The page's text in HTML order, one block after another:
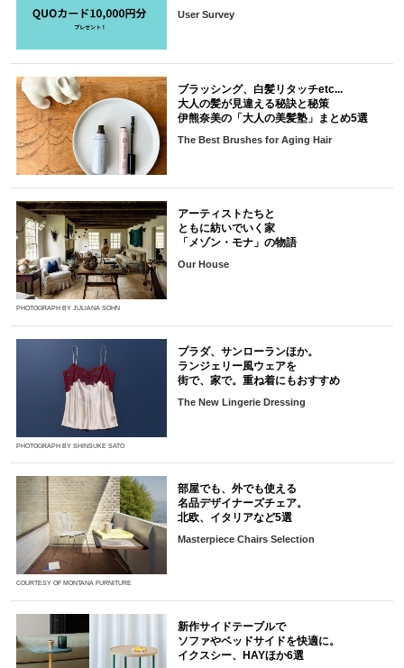
User Survey
ブラッシング、白髪リタッチetc...
大人の髪が見違える秘訣と秘策
伊熊奈美の「大人の美髪塾」まとめ5選
The Best Brushes for Aging Hair
PHOTOGRAPH BY JULIANA SOHN
アーティストたちと
ともに紡いでいく家
「メゾン・モナ」の物語
Our House
PHOTOGRAPH BY SHINSUKE SATO
プラダ、サンローランほか。
ランジェリー風ウェアを
街で、家で。重ね着にもおすすめ
The New Lingerie Dressing
COURTESY OF MONTANA FURNITURE
部屋でも、外でも使える
名品デザイナーズチェア。
北欧、イタリアなど5選
Masterpiece Chairs Selection
新作サイドテーブルで
ソファやベッドサイドを快適に。
イクスシー、HAYほか6選